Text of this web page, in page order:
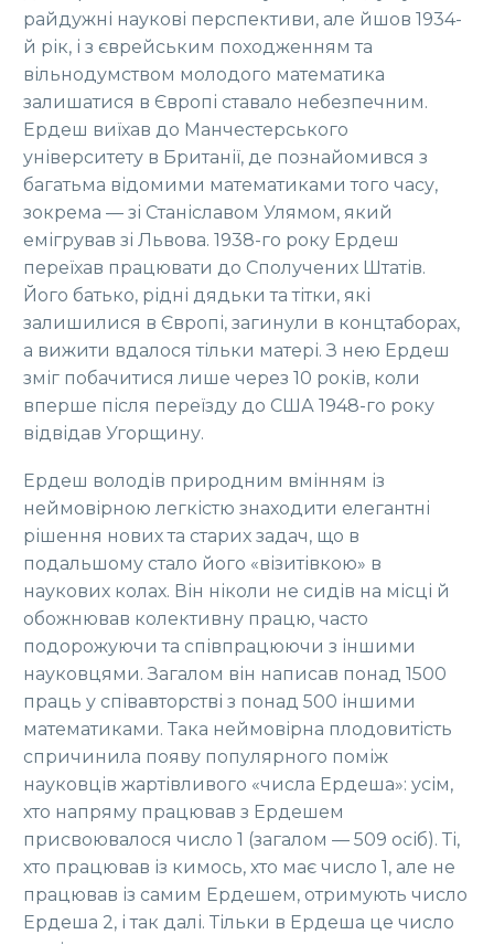
райдужні наукові перспективи, але йшов 1934-
й рік, і з єврейським походженням та
вільнодумством молодого математика
залишатися в Європі ставало небезпечним.
Ердеш виїхав до Манчестерського
університету в Британії, де познайомився з
багатьма відомими математиками того часу,
зокрема — зі Станіславом Улямом, який
емігрував зі Львова. 1938-го року Ердеш
переїхав працювати до Сполучених Штатів.
Його батько, рідні дядьки та тітки, які
залишилися в Європі, загинули в концтаборах,
а вижити вдалося тільки матері. З нею Ердеш
зміг побачитися лише через 10 років, коли
вперше після переїзду до США 1948-го року
відвідав Угорщину.
Ердеш володів природним вмінням із
неймовірною легкістю знаходити елегантні
рішення нових та старих задач, що в
подальшому стало його «візитівкою» в
наукових колах. Він ніколи не сидів на місці й
обожнював колективну працю, часто
подорожуючи та співпрацюючи з іншими
науковцями. Загалом він написав понад 1500
праць у співавторстві з понад 500 іншими
математиками. Така неймовірна плодовитість
спричинила появу популярного поміж
науковців жартівливого «числа Ердеша»: усім,
хто напряму працював з Ердешем
присвоювалося число 1 (загалом — 509 осіб). Ті,
хто працював із кимось, хто має число 1, але не
працював із самим Ердешем, отримують число
Ердеша 2, і так далі. Тільки в Ердеша це число